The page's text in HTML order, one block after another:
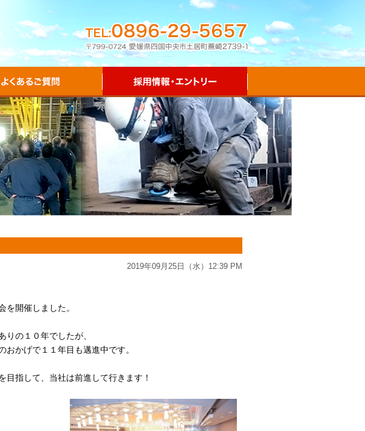
2019年09月25日（水）12:39 PM
を開催しました。
の１０年でしたが、
かげで１１年目も邁進中です。
指して、当社は前進して行きます！